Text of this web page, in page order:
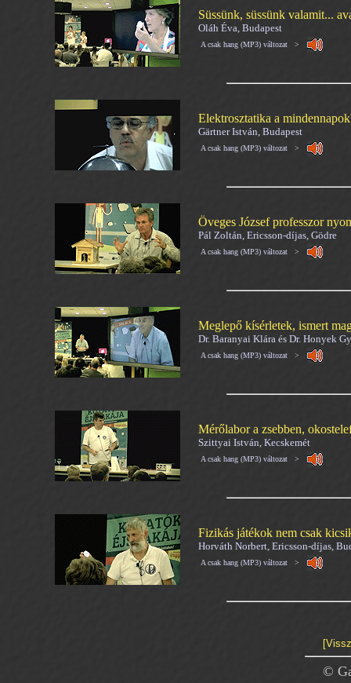
Süssünk, süssünk valamit...
Oláh Éva, Budapest
A csak hang (MP3) változat >
Elektrosztatika a
Gärtner István, Budapest
A csak hang (MP3) változat >
Öveges József professzor
Pál Zoltán, Ericsson-díjas, Gödre
A csak hang (MP3) változat >
Meglepő kísérletek, ismert
Dr. Baranyai Klára és Dr. Honyek
A csak hang (MP3) változat >
Mérőlabor a zsebben,
Szittyai István, Kecskemét
A csak hang (MP3) változat >
Fizikás játékok nem csak
Horváth Norbert, Ericsson-díjas,
A csak hang (MP3) változat >
©